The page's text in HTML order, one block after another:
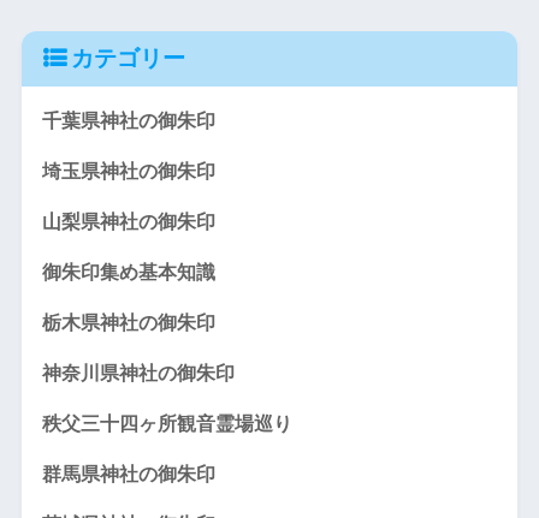
カテゴリー
千葉県神社の御朱印
埼玉県神社の御朱印
山梨県神社の御朱印
御朱印集め基本知識
栃木県神社の御朱印
神奈川県神社の御朱印
秩父三十四ヶ所観音霊場巡り
群馬県神社の御朱印